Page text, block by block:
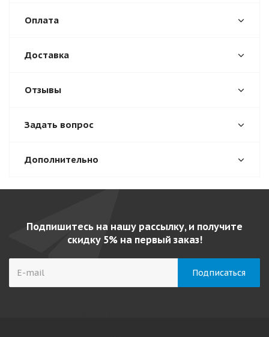
Оплата
Доставка
Отзывы
Задать вопрос
Дополнительно
Подпишитесь на нашу рассылку, и получите
скидку 5% на первый заказ!